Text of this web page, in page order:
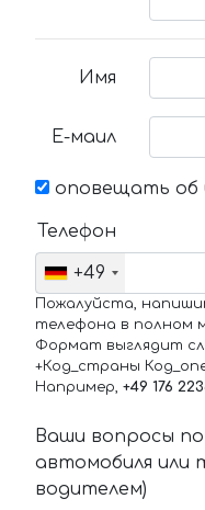
Имя
Е-маил
оповещать об
Телефон
+49
Пожалуйста,
телефона в полном
Формат выглядит
+Код_страны
Например, +49 176
Ваши вопросы
автомобиля или
водителем)